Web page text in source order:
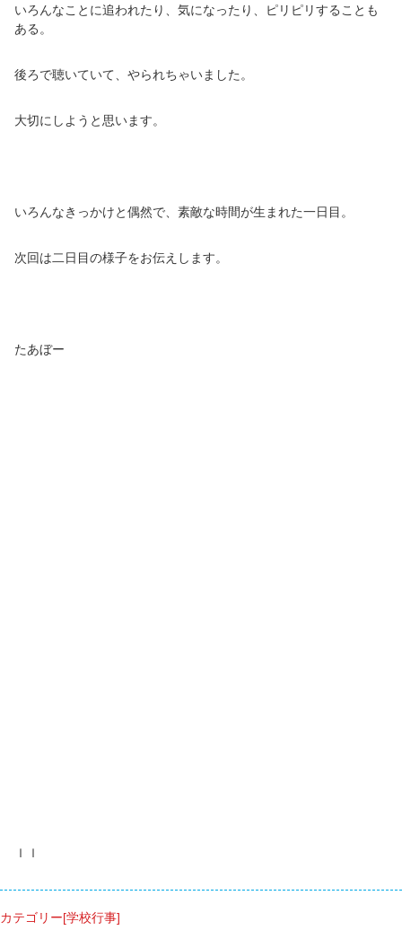
いろんなことに追われたり、気になったり、ピリピリすることも
ある。
後ろで聴いていて、やられちゃいました。
大切にしようと思います。
いろんなきっかけと偶然で、素敵な時間が生まれた一日目。
次回は二日目の様子をお伝えします。
たあぼー
ｌｌ
カテゴリー[学校行事]